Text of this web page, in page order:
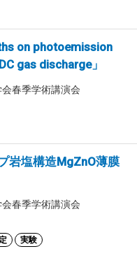
on photoemission
gas discharge」
春季学術講演会
岩塩構造MgZnO薄膜
春季学術講演会
実験